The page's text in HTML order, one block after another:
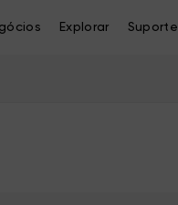
Explorar Suporte